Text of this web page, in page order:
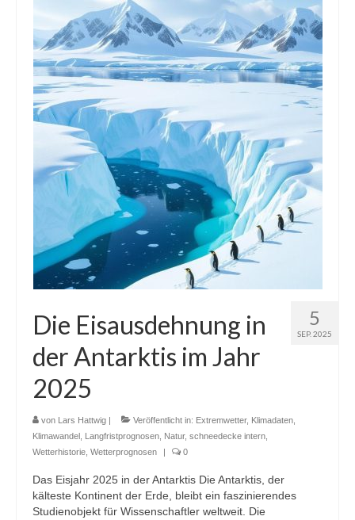
Die Kältepole der Nordhalbkugel: Kanadische
Arktis und Sibirien
Ellesmere Island – Die nördlichste Wildnis
Kanadas
Die Natur der Hudson-Bay und umliegender
Regionen
Die Laptewsee: Die Eisfabrik der Arktis
Schneehöhen
Ostsee
Wetter Arktis Antarktis
Webcams
Winterdienst
Datenschutz
5
SEP. 2025
Die Eisausdehnung in
der Antarktis im Jahr
2025
von Lars Hattwig | Veröffentlicht in: Extremwetter, Klimadaten
Klimawandel Langfristprognosen Natur, schneedecke intern
Wetterhistorie Wetterprognosen | 0
Das Eisjahr 2025 in der Antarktis Die Antarktis, der
kälteste Kontinent der Erde, bleibt ein faszinierendes
Studienobjekt für Wissenschaftler weltweit. Die